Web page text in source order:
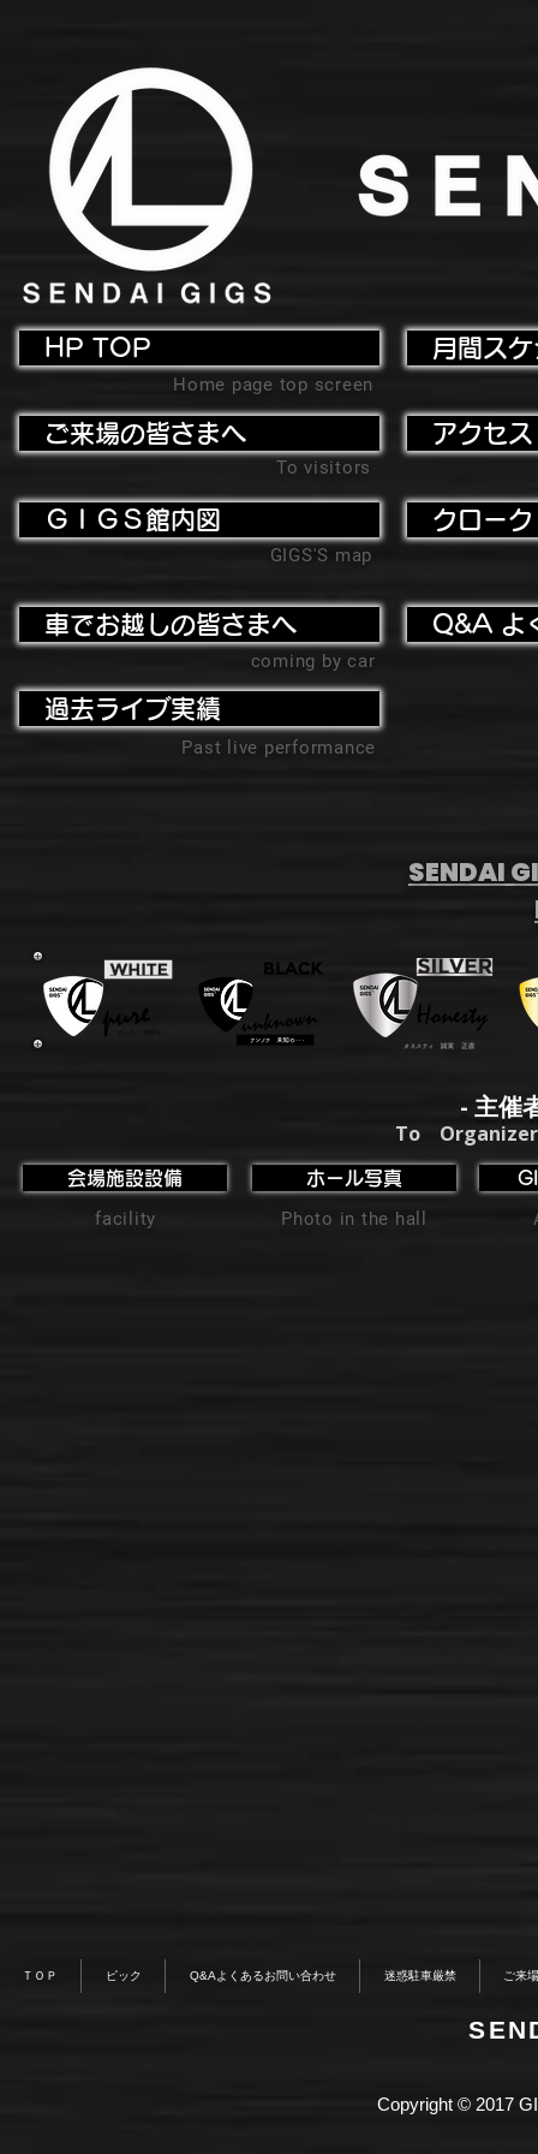
HP TOP
Home page top screen
ご来場の皆さまへ
To visitors
ＧＩＧＳ館内図
GIGS'S map
月間ス
アクセ
クローク
車でお越しの皆さまへ
coming by car
過去ライブ実績
Past live performance
Q&A よ
SENDAI
- 主催
To
会場施設設備
facility
ホール写真
Photo in the hall
ＴＯＰ ピック Q&Aよくあるお問い合わせ 迷惑駐車厳禁 ご来
Copyright © 2017